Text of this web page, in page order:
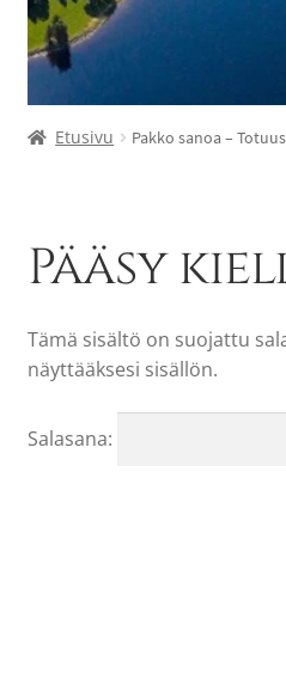
Etusivu Pakko sanoa –
Pääsy
Tämä sisältö on suojattu
näyttääksesi sisällön.
Salasana: